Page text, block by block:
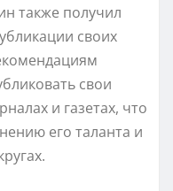
также получил
своих
свои
и газетах, что
его таланта и